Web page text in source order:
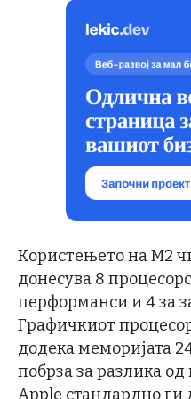
Користењето на M2
донесува 8
перформанси и 4 за
Графичкиот
додека меморијата
побрза за разлика
Apple стандардно ги